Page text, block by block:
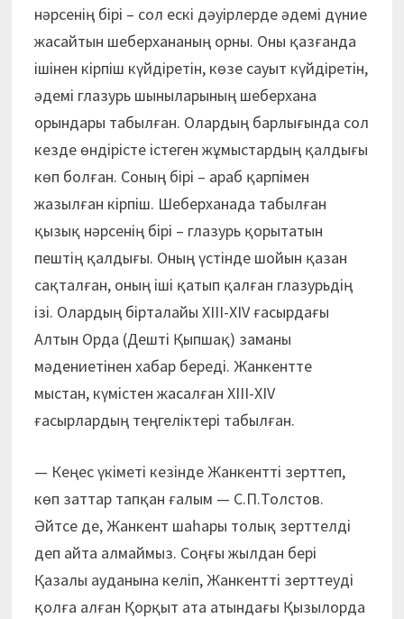
нәрсенің бірі – сол ескі дәуірлерде әдемі дүние
жасайтын шеберхананың орны. Оны қазғанда
ішінен кірпіш күйдіретін, көзе сауыт күйдіретін,
әдемі глазурь шыныларының шеберхана
орындары табылған. Олардың барлығында сол
кезде өндірісте істеген жұмыстардың қалдығы
көп болған. Соның бірі – араб қарпімен
жазылған кірпіш. Шеберханада табылған
қызық нәрсенің бірі – глазурь қорытатын
пештің қалдығы. Оның үстінде шойын қазан
сақталған, оның іші қатып қалған глазурьдің
ізі. Олардың бірталайы ХІІІ-ХІV ғасырдағы
Алтын Орда (Дешті Қыпшақ) заманы
мәдениетінен хабар береді. Жанкентте
мыстан, күміс­тен жасалған ХІІІ-ХІV
ғасырлардың теңгеліктері табылған.
— Кеңес үкіметі кезінде Жанкентті зерттеп,
көп заттар тапқан ғалым — С.П.Толстов.
Әйтсе де, Жанкент шаһары толық зерттелді
деп айта алмаймыз. Соңғы жылдан бері
Қазалы ауданына келіп, Жанкентті зерттеуді
қолға алған Қорқыт ата атындағы Қызылорда